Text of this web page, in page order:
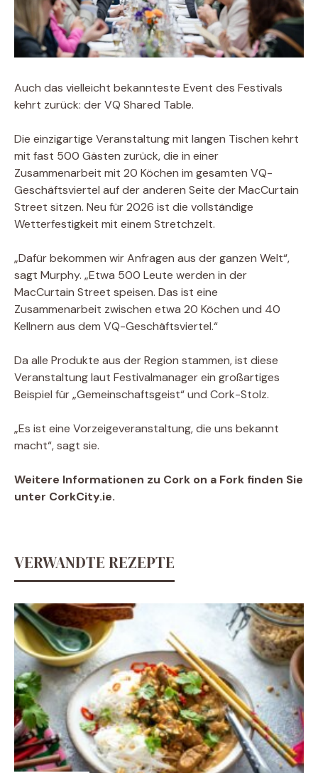
Auch das vielleicht bekannteste Event des Festivals
kehrt zurück: der VQ Shared Table.
Die einzigartige Veranstaltung mit langen Tischen kehrt
mit fast 500 Gästen zurück, die in einer
Zusammenarbeit mit 20 Köchen im gesamten VQ-
Geschäftsviertel auf der anderen Seite der MacCurtain
Street sitzen. Neu für 2026 ist die vollständige
Wetterfestigkeit mit einem Stretchzelt.
„Dafür bekommen wir Anfragen aus der ganzen Welt“,
sagt Murphy. „Etwa 500 Leute werden in der
MacCurtain Street speisen. Das ist eine
Zusammenarbeit zwischen etwa 20 Köchen und 40
Kellnern aus dem VQ-Geschäftsviertel.“
Da alle Produkte aus der Region stammen, ist diese
Veranstaltung laut Festivalmanager ein großartiges
Beispiel für „Gemeinschaftsgeist“ und Cork-Stolz.
„Es ist eine Vorzeigeveranstaltung, die uns bekannt
macht“, sagt sie.
Weitere Informationen zu Cork on a Fork finden Sie
unter CorkCity.ie.
VERWANDTE REZEPTE